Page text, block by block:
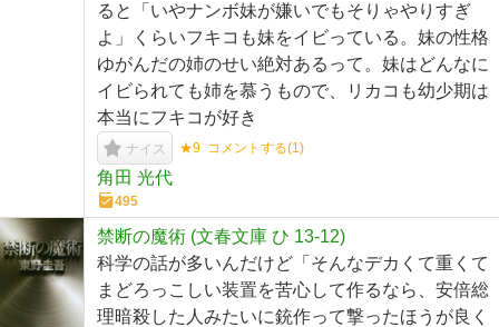
ると「いやナンボ妹が嫌いでもそりゃやりすぎ
よ」くらいフキコも妹をイビっている。妹の性格
ゆがんだの姉のせい絶対あるって。妹はどんなに
イビられても姉を慕うもので、リカコも幼少期は
本当にフキコが好き
ナイス ★9 コメントする(1)
角田 光代
495
禁断の魔術 (文春文庫 ひ 13-12)
科学の話が多いんだけど「そんなデカくて重くて
まどろっこしい装置を苦心して作るなら、安倍総
理暗殺した人みたいに銃作って撃ったほうが良く